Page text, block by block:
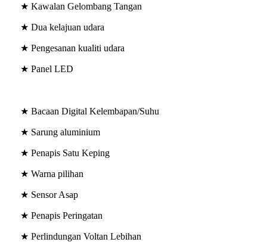
★ Kawalan Gelombang Tangan
★ Dua kelajuan udara
★ Pengesanan kualiti udara
★ Panel LED
★ Bacaan Digital Kelembapan/Suhu
★ Sarung aluminium
★ Penapis Satu Keping
★ Warna pilihan
★ Sensor Asap
★ Penapis Peringatan
★ Perlindungan Voltan Lebihan